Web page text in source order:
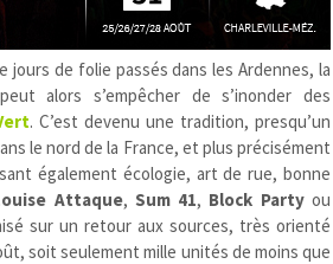
jours de folie passés dans les Ardennes, la
alors s’empêcher de s’inonder des
. C’est devenu une tradition, presqu’un
le nord de la France, et plus précisément
également écologie, art de rue, bonne
Attaque, Sum 41, Block Partyou
sur un retour aux sources, très orienté
soit seulement mille unités de moins que